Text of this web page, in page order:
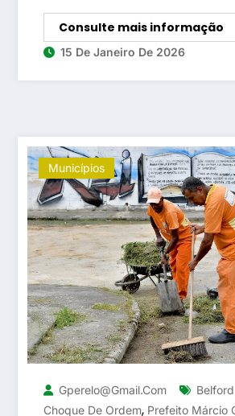
Consulte mais informação
15 De Janeiro De 2026
Municípios
Gperelo@gmail.com
Choque De Ordem, Prefeito Márcio